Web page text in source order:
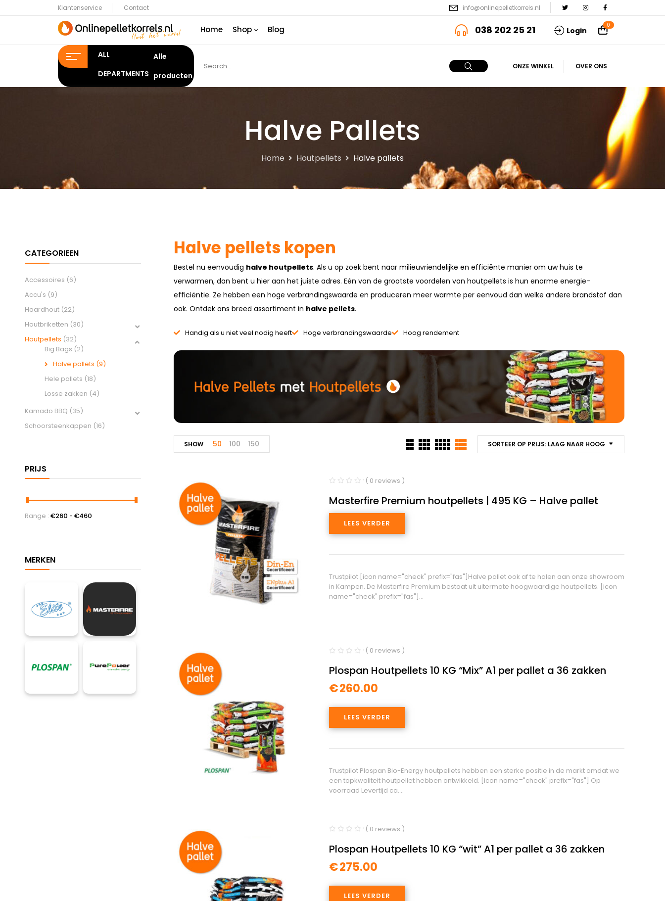
Klantenservice Contact info@onlinepelletkorrels.nl
Home Shop Blog 038 202 25 21 Login
0
ALL
DEPARTMENTS
ONZE WINKEL OVER ONS
Halve Pallets
Home Houtpellets Halve pallets
Accessoires (6)
Accu's (9)
Haardhout (22)
Houtbriketten (30)
Houtpellets (32)
Big Bags (2)
Halve pallets (9)
Hele pallets (18)
Losse zakken (4)
Kamado BBQ (35)
Schoorsteenkappen (16)
Range : €260 - €460
Halve pellets kopen
Bestel nu eenvoudig halve houtpellets. Als u op zoek bent naar milieuvriendelijke en efficiënte manier om uw huis te
verwarmen, dan bent u hier aan het juiste adres. Eén van de grootste voordelen van houtpellets is hun enorme energie-
efficiëntie. Ze hebben een hoge verbrandingswaarde en produceren meer warmte per eenvoud dan welke andere brandstof dan
ook. Ontdek ons breed assortiment in halve pellets.
Handig als u niet veel nodig heeft Hoge verbrandingswaarde Hoog rendement
SORTEER OP PRIJS: LAAG NAAR HOOG
SHOW 50 100 150
( 0 reviews )
Masterfire Premium houtpellets | 495 KG – Halve pallet
LEES VERDER
Trustpilot [icon name="check" prefix="fas"]Halve pallet ook af te halen aan onze showroom
in Kampen. De Masterfire Premium bestaat uit uitermate hoogwaardige houtpellets. [icon
name="check" prefix="fas"]…
( 0 reviews )
Plospan Houtpellets 10 KG “Mix” A1 per pallet a 36 zakken
€260.00
LEES VERDER
Trustpilot Plospan Bio-Energy houtpellets hebben een sterke positie in de markt omdat we
een topkwaliteit houtpellet hebben ontwikkeld. [icon name="check" prefix="fas"] Op
voorraad Levertijd ca.…
( 0 reviews )
Plospan Houtpellets 10 KG “wit” A1 per pallet a 36 zakken
€275.00
LEES VERDER